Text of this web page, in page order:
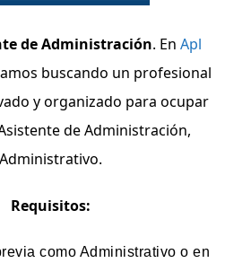
de Administración. En Apl
buscando un profesional
y organizado para ocupar
de Administración,
Administrativo.
Requisitos:
como Administrativo o en